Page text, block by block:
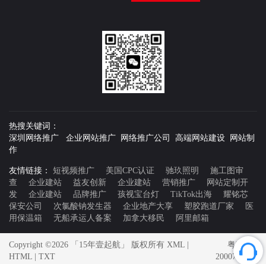
热搜关键词：
深圳网络推广 企业网站推广 网络推广公司 高端网站建设 网站制
作
友情链接： 短视频推广 美国CPC认证 驰玖照明
施工图审
查
企业建站 益友创新 企业建站 营销推广
网站定制开
发
企业建站 品牌推广 孩视宝台灯 TikTok出海
耀铭芯
保安公司
次氯酸钠发生器 企业地产大享 塑胶跑道厂家
医
用保温箱
无船承运人备案 加拿大移民 阿里邮箱
Copyright ©2026 「15年壹起航」 版权所有 XML |
HTML | TXT
粤ICP备
20007592号